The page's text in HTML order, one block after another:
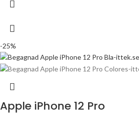
-25%
Apple iPhone 12 Pro